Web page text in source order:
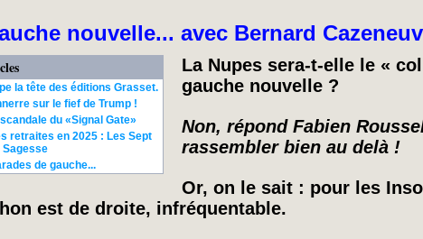
nouvelle... avec Bernard
la tête des éditions Grasset.
sur le fief de Trump !
du «Signal Gate»
retraites en 2025 : Les Sept
Sagesse
de gauche...
La Nupes sera-t-elle le «
gauche nouvelle ?
Non, répond Fabien
rassembler bien au delà !
Or, on le sait : pour les
est de droite, infréquentable.